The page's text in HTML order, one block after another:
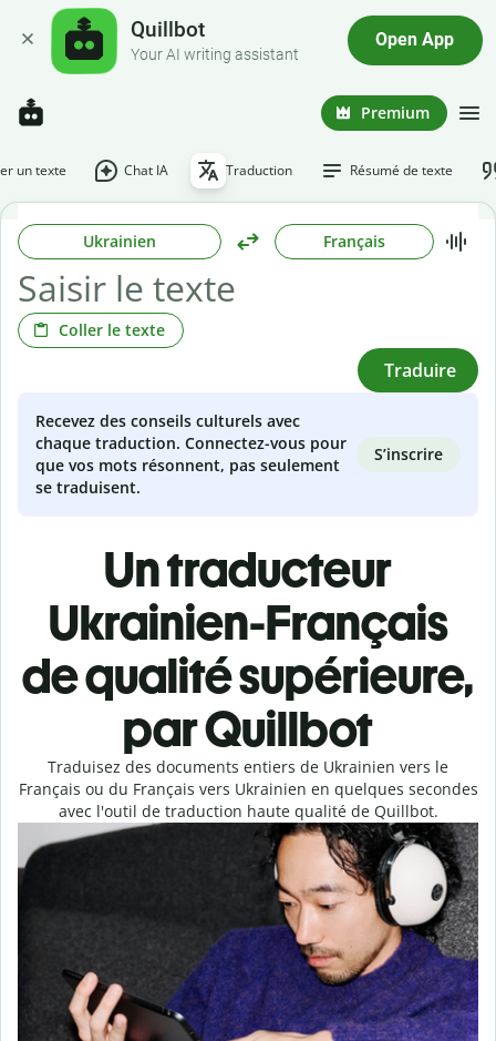
Quillbot
Your AI writing assistant
Open App
Premium
un texte Chat IA Traduction Résumé de texte
Ukrainien Français
Coller le texte
Traduire
Recevez des conseils culturels avec
chaque traduction. Connectez-vous pour
que vos mots résonnent, pas seulement
se traduisent.
S’inscrire
Un traducteur
Ukrainien-Français
de qualité supérieure,
par Quillbot
Traduisez des documents entiers de Ukrainien vers le
Français ou du Français vers Ukrainien en quelques secondes
avec l'outil de traduction haute qualité de Quillbot.